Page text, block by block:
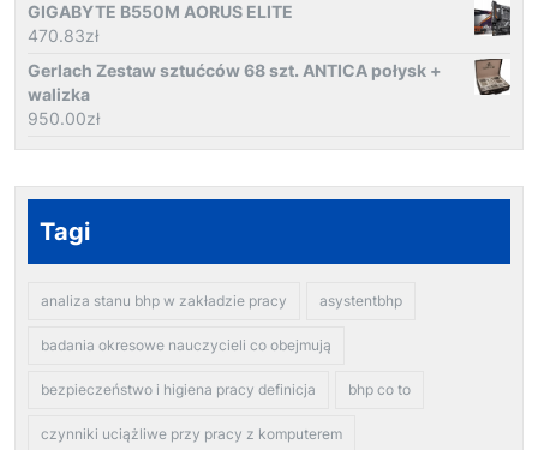
GIGABYTE B550M AORUS ELITE
470.83zł
Gerlach Zestaw sztućców 68 szt. ANTICA połysk +
walizka
950.00zł
Tagi
analiza stanu bhp w zakładzie pracy asystentbhp
badania okresowe nauczycieli co obejmują
bezpieczeństwo i higiena pracy definicja bhp co to
czynniki uciążliwe przy pracy z komputerem